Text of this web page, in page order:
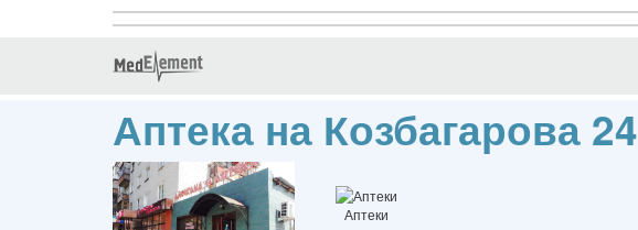
Аптека на Козбагарова 24
Аптеки